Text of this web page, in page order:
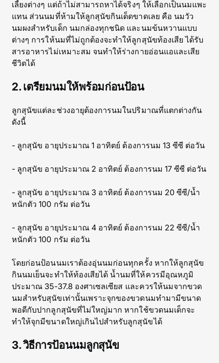
เลี้ยงต่างๆ แต่ถ้าไม่สามารถหาได้จริงๆ ให้เลือกเป็นนมแพะ
แทน ส่วนนมที่ห้ามให้ลูกสุนัขกินเด็ดขาดเลย คือ นมวัว
นมผงสำหรับเด็ก นมกล่องทุกชนิด และนมข้นหวานแบบ
ต่างๆ การให้นมที่ไม่ถูกต้องจะทำให้ลูกสุนัขท้องเสีย ได้รับ
สารอาหารไม่เหมาะสม จนทำให้ร่างกายอ่อนแอและเสีย
ชีวิตได้
2. เตรียมนมให้พร้อมก่อนป้อน
ลูกสุนัขแต่ละช่วงอายุต้องการนมในปริมาณที่แตกต่างกัน
ดังนี้
- ลูกสุนัข อายุประมาณ 1 อาทิตย์ ต้องการนม 13 ซีซี ต่อวัน
- ลูกสุนัข อายุประมาณ 2 อาทิตย์ ต้องการนม 17 ซีซี ต่อวัน
- ลูกสุนัข อายุประมาณ 3 อาทิตย์ ต้องการนม 20 ซีซี/น้ำ
หนักตัว 100 กรัม ต่อวัน
- ลูกสุนัข อายุประมาณ 4 อาทิตย์ ต้องการนม 22 ซีซี/น้ำ
หนักตัว 100 กรัม ต่อวัน
โดยก่อนป้อนนมเราต้องอุ่นนมก่อนทุกครั้ง หากให้ลูกสุนัข
กินนมเย็นจะทำให้ท้องเสียได้ น้ำนมที่ให้ควรมีอุณหภูมิ
ประมาณ 35-37.8 องศาเซลเซียส และควรให้นมจากขวด
นมสำหรับสุนัขเท่านั้นเพราะจุกของขวดนมทำมามีขนาด
พอดีกับปากลูกสุนัขที่ไม่ใหญ่มาก หากใช้ขวดนมเด็กจะ
ทำให้จุกมีขนาดใหญ่เกินไปสำหรับลูกสุนัขได้
3. วิธีการป้อนนมลูกสุนัข